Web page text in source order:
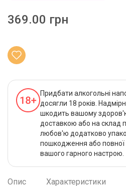
369.00 грн
Придбати алкогольні
досягли 18 років.
шкодить вашому
доставкою або на склад
любов'ю додатково
пошкодження або повної
вашого гарного настрою.
Опис Характеристики